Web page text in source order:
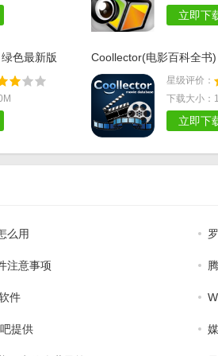
随着科技水平与人们生活质量的提高，现
视频管
锐动云视频管理
v1.1.2 免费版
04-02 / 23M
MyFilms电影库
理工具)
爱摄汇绿色版(照片视频
立即下